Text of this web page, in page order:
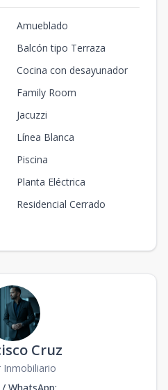
Amueblado
Balcón tipo Terraza
Cocina con desayunador
Family Room
Jacuzzi
Línea Blanca
Piscina
Planta Eléctrica
Residencial Cerrado
Cruz
Inmobiliario